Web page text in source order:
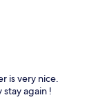
is very nice.
again !